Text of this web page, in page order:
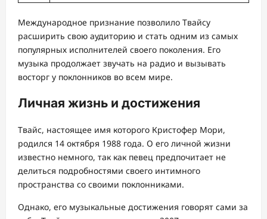
Международное признание позволило Твайсу
расширить свою аудиторию и стать одним из самых
популярных исполнителей своего поколения. Его
музыка продолжает звучать на радио и вызывать
восторг у поклонников во всем мире.
Личная жизнь и достижения
Твайс, настоящее имя которого Кристофер Мори,
родился 14 октября 1988 года. О его личной жизни
известно немного, так как певец предпочитает не
делиться подробностями своего интимного
пространства со своими поклонниками.
Однако, его музыкальные достижения говорят сами за